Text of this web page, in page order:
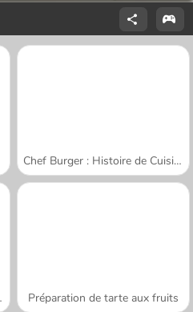
Chef Burger : Histoire de Cuisine
Préparation de tarte aux fruits